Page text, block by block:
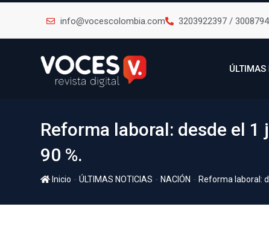
info@vocescolombia.com 3203922397 /
Reforma laboral: desde el
90 %.
Inicio - ÚLTIMAS NOTICIAS - NACIÓN - Reforma laboral: